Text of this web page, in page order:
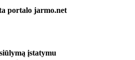
portalo jarmo.net
įstatymu